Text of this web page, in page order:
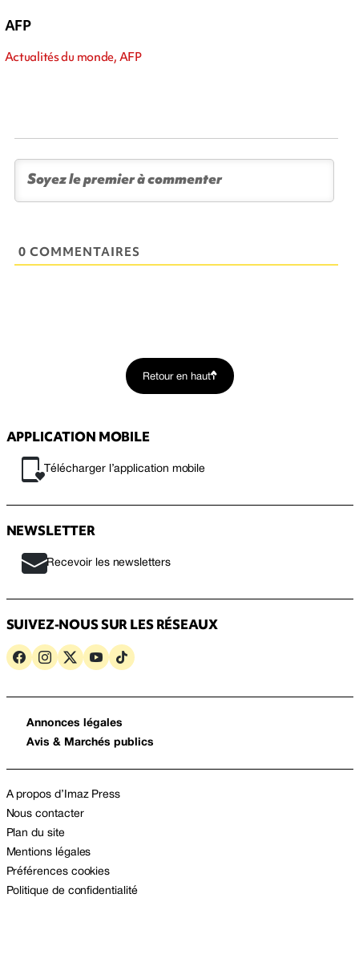
AFP
Actualités du monde, AFP
0 COMMENTAIRES
Retour en haut
APPLICATION MOBILE
Télécharger l’application mobile
NEWSLETTER
Recevoir les newsletters
SUIVEZ-NOUS SUR LES RÉSEAUX
Annonces légales
Avis & Marchés publics
A propos d’Imaz Press
Nous contacter
Plan du site
Mentions légales
Préférences cookies
Politique de confidentialité